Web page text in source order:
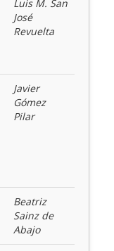
Luis M. San
José
Revuelta
Javier
Gómez
Pilar
Beatriz
Sainz de
Abajo